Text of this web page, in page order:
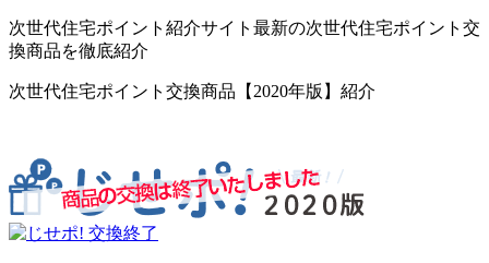
次世代住宅ポイント紹介サイト最新の次世代住宅ポイント交
換商品を徹底紹介
次世代住宅ポイント交換商品【2020年版】紹介